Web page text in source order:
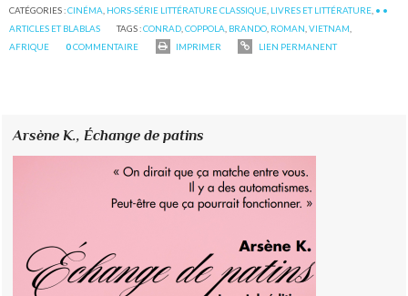
CATÉGORIES :CINÉMA HORS-SÉRIE LITTÉRATURE CLASSIQUE LIVRES ET LITTÉRATURE • •
ARTICLES ET BLABLAS
TAGS :CONRAD ,COPPOLA BRANDO ROMAN ,VIETNAM
AFRIQUE
0COMMENTAIRE IMPRIMER LIEN PERMANENT
Arsène K.,Échange de patins